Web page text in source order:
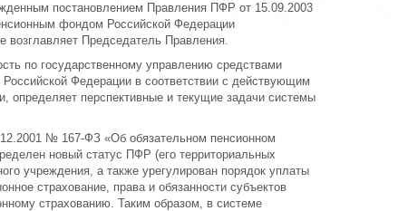
постановлением Правления ПФР от 15.09.2003
фондом Российской Федерации
Председатель Правления.
по государственному управлению средствами
Российской Федерации в соответствии с действующим
определяет перспективные и текущие задачи системы
№ 167-ФЗ «Об обязательном пенсионном
новый статус ПФР (его территориальных
учреждения, а также урегулирован порядок уплаты
страхование, права и обязанности субъектов
страхованию. Таким образом, в системе